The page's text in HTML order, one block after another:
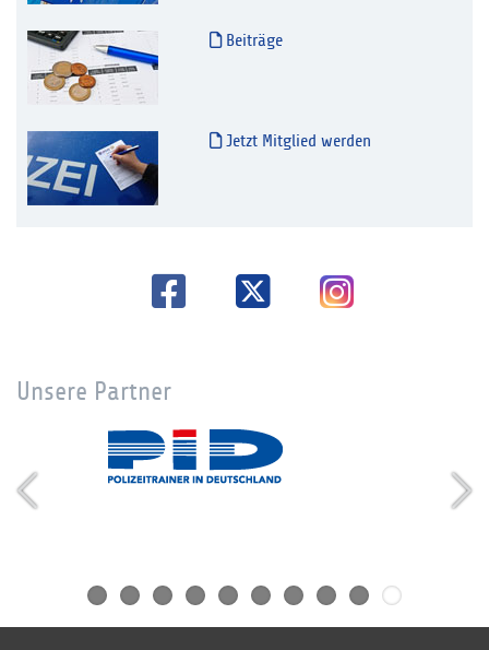
Beiträge
Jetzt Mitglied werden
Unsere Partner